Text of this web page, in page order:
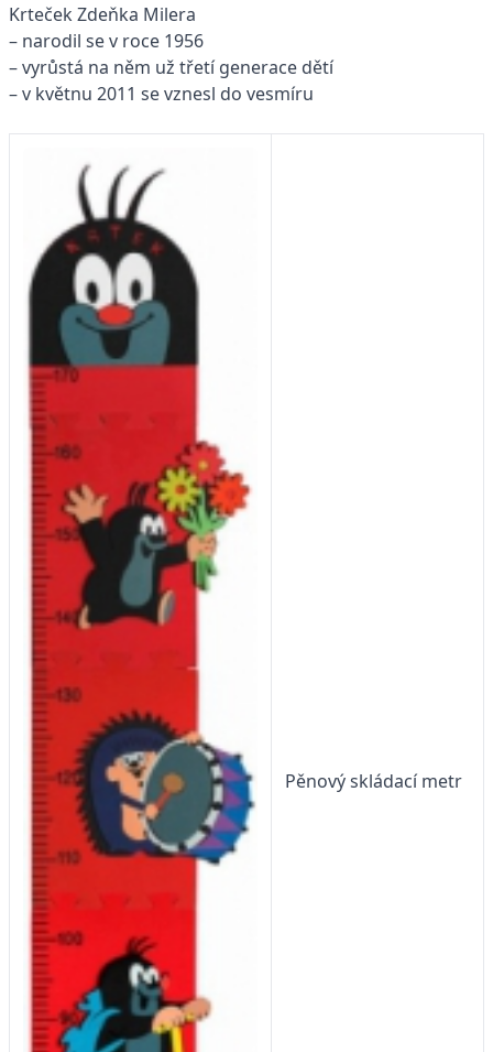
Krteček Zdeňka Milera
– narodil se v roce 1956
– vyrůstá na něm už třetí generace dětí
– v květnu 2011 se vznesl do vesmíru
Pěnový skládací metr